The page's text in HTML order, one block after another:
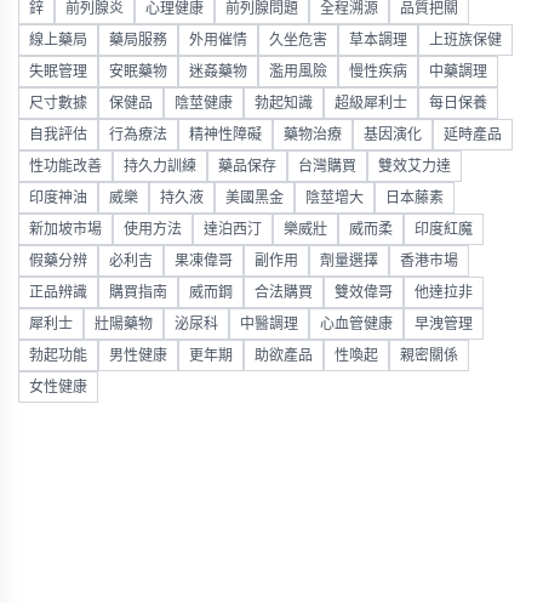
鋅 前列腺炎 心理健康 前列腺問題 全程溯源 品質把關
線上藥局 藥局服務 外用催情 久坐危害 草本調理 上班族保健
失眠管理 安眠藥物 迷姦藥物 濫用風險 慢性疾病 中藥調理
尺寸數據 保健品 陰莖健康 勃起知識 超級犀利士 每日保養
自我評估 行為療法 精神性障礙 藥物治療 基因演化 延時產品
性功能改善 持久力訓練 藥品保存 台灣購買 雙效艾力達
印度神油 威樂 持久液 美國黑金 陰莖增大 日本藤素
新加坡市場 使用方法 達泊西汀 樂威壯 威而柔 印度紅魔
假藥分辨 必利吉 果凍偉哥 副作用 劑量選擇 香港市場
正品辨識 購買指南 威而鋼 合法購買 雙效偉哥 他達拉非
犀利士 壯陽藥物 泌尿科 中醫調理 心血管健康 早洩管理
勃起功能 男性健康 更年期 助欲產品 性喚起 親密關係
女性健康